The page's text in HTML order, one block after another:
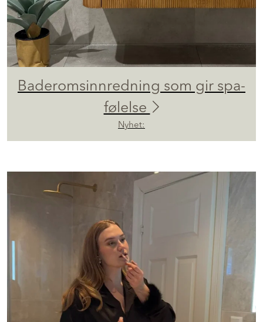
Baderomsinnredning som gir spa-
følelse
Nyhet: